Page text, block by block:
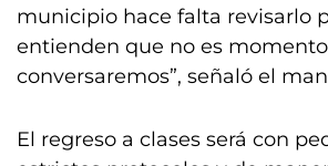
municipio hace falta revisarlo
entienden que no es
conversaremos”, señaló el
El regreso a clases será con